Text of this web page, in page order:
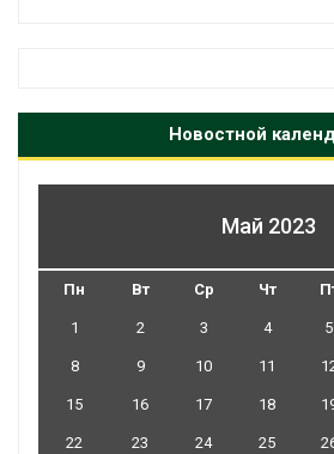
Новостной
Май 2023
Пн Вт Ср Чт
1 2 3 4 5
8 9 10 11
15 16 17 18
22 23 24 25